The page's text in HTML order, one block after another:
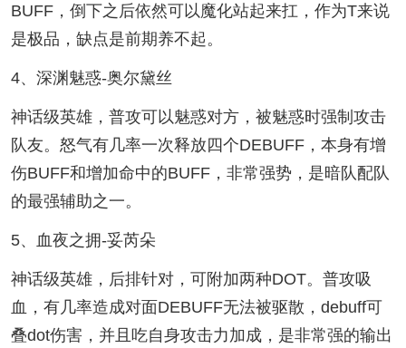
BUFF，倒下之后依然可以魔化站起来扛，作为T来说
是极品，缺点是前期养不起。
4、深渊魅惑-奥尔黛丝
神话级英雄，普攻可以魅惑对方，被魅惑时强制攻击
队友。怒气有几率一次释放四个DEBUFF，本身有增
伤BUFF和增加命中的BUFF，非常强势，是暗队配队
的最强辅助之一。
5、血夜之拥-妥芮朵
神话级英雄，后排针对，可附加两种DOT。普攻吸
血，有几率造成对面DEBUFF无法被驱散，debuff可
叠dot伤害，并且吃自身攻击力加成，是非常强的输出